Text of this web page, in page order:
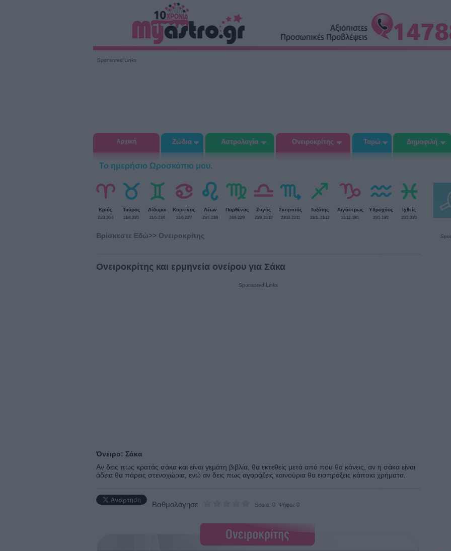
Sponsored Links
Αρχική Ζώδια Αστρολογία Ονειροκρίτης Ταρώ Δημοφιλή
Το ημερήσιο Ωροσκόπιο μου.
Κριός
21/3-20/4
Ταύρος
21/4-20/5
Δίδυμοι
21/5-21/6
Καρκίνος
22/6-22/7
Λέων
23/7-23/8
Παρθένος
24/8-22/9
Ζυγός
23/9-22/10
Σκορπιός
23/10-22/11
Τοξότης
23/11-21/12
Αιγόκερως
22/12-19/1
Υδροχόος
20/1-19/2
Ιχθείς
20/2-20/3
Βρίσκεστε Eδώ>> Ονειροκρίτης
Ονειροκρίτης και ερμηνεία ονείρου για Σάκα
Sponsored Links
Όνειρο: Σάκα
Αν δεις πως κρατάς σάκα και είναι γεμάτη βιβλία, θα εκτεθείς μετά από που θα κάνεις, αν η σάκα είναι
άδεια θα πάρεις στενοχώρια, ενώ αν δεις πως αγοράζεις καινούρια θα εισπράξεις κάποια χρήματα.
Βαθμολόγησε Score: 0 Ψήφοι: 0